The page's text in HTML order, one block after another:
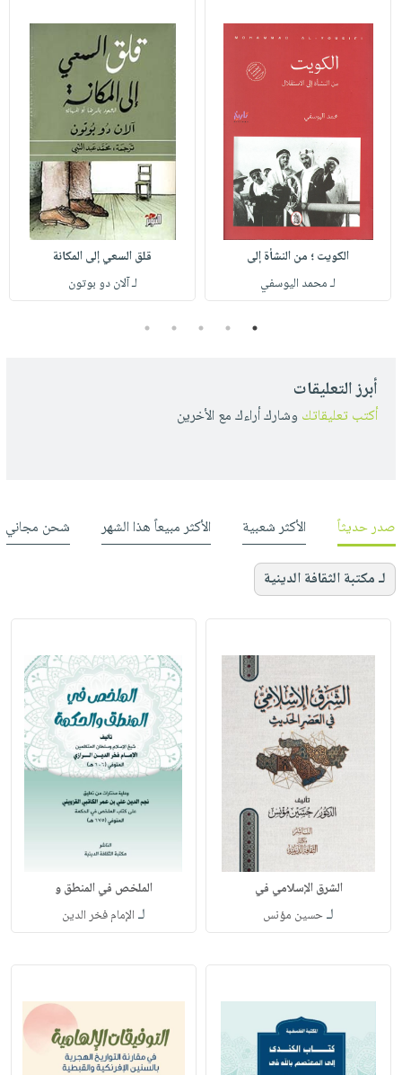
الكويت ؛ من النشأة إلى
لـ محمد اليوسفي
قلق السعي إلى المكانة
لـ آلان دو بوتون
1
2
3
4
5
أبرز التعليقات
أكتب تعليقاتك وشارك أراءك مع الأخرين
صدر حديثاً الأكثر شعبية الأكثر مبيعاً هذا الشهر شحن مجاني
لـ مكتبة الثقافة الدينية
الشرق الإسلامي في
لـحسين مؤنس
الملخص في المنطق و
لـ الإمام فخر الدين